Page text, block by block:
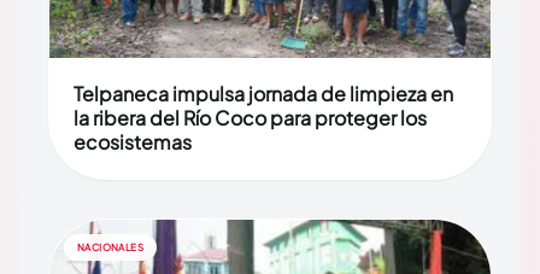
Telpaneca impulsa jornada de limpieza en
la ribera del Río Coco para proteger los
ecosistemas
NACIONALES